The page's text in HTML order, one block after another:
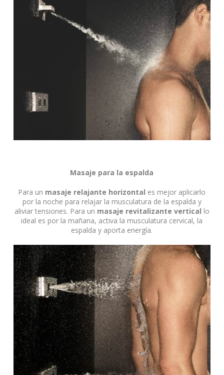
Masaje para la espalda
Para un masaje relajante horizontal es mejor aplicarlo
por la noche para relajar la musculatura de la espalda y
aliviar tensiones. Para un masaje revitalizante vertical lo
ideal es por la mañana, activa la musculatura cervical, la
espalda y aporta energía.